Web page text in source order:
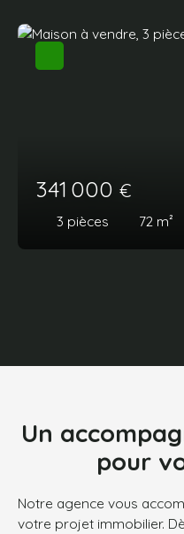
341 000 €
3 pièces 72 m²
Un
pour
Notre agence vous
votre projet immobilier.